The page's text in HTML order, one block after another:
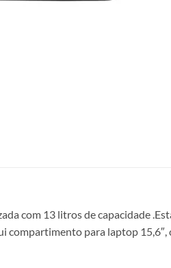
com 13 litros de capacidade
compartimento para laptop